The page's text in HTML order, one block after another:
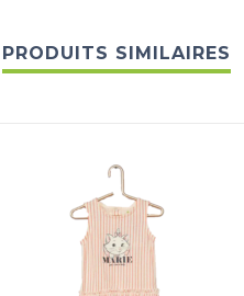
PRODUITS SIMILAIRES